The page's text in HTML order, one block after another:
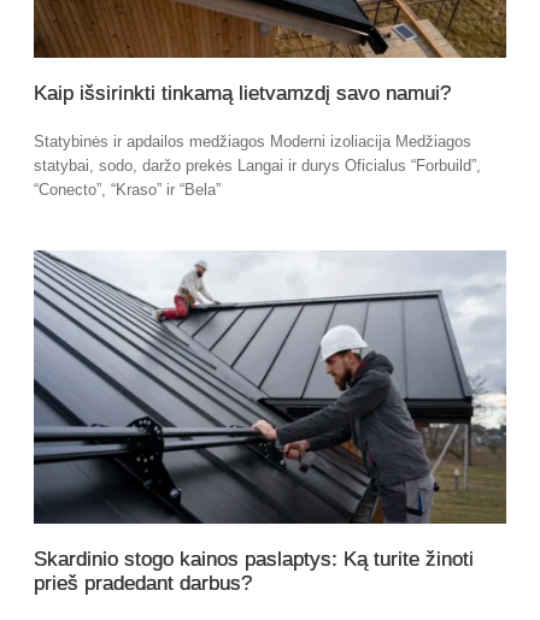
Kaip išsirinkti tinkamą lietvamzdį savo namui?
Statybinės ir apdailos medžiagos Moderni izoliacija Medžiagos
statybai, sodo, daržo prekės Langai ir durys Oficialus “Forbuild”,
“Conecto”, “Kraso” ir “Bela”
Skardinio stogo kainos paslaptys: Ką turite žinoti
prieš pradedant darbus?